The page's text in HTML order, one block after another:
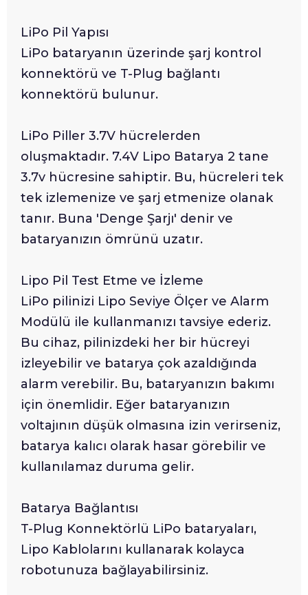
LiPo Pil Yapısı
LiPo bataryanın üzerinde şarj kontrol
konnektörü ve T-Plug bağlantı
konnektörü bulunur.
LiPo Piller 3.7V hücrelerden
oluşmaktadır. 7.4V Lipo Batarya 2 tane
3.7v hücresine sahiptir. Bu, hücreleri tek
tek izlemenize ve şarj etmenize olanak
tanır. Buna 'Denge Şarjı' denir ve
bataryanızın ömrünü uzatır.
Lipo Pil Test Etme ve İzleme
LiPo pilinizi Lipo Seviye Ölçer ve Alarm
Modülü ile kullanmanızı tavsiye ederiz.
Bu cihaz, pilinizdeki her bir hücreyi
izleyebilir ve batarya çok azaldığında
alarm verebilir. Bu, bataryanızın bakımı
için önemlidir. Eğer bataryanızın
voltajının düşük olmasına izin verirseniz,
batarya kalıcı olarak hasar görebilir ve
kullanılamaz duruma gelir.
Batarya Bağlantısı
T-Plug Konnektörlü LiPo bataryaları,
Lipo Kablolarını kullanarak kolayca
robotunuza bağlayabilirsiniz.